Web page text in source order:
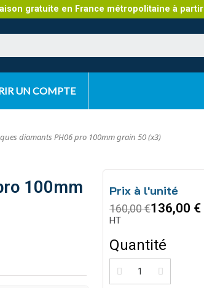
gratuite en France métropolitaine à
UN COMPTE
diamants PH06 pro 100mm grain 50 (x3)
100mm
Prix à l'unité
160,00 €136,00 €
HT
Quantité